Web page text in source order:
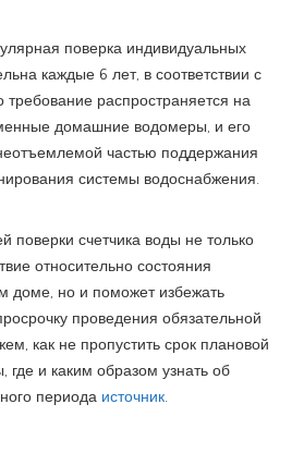
поверка индивидуальных
каждые 6 лет, в соответствии с
требование распространяется на
домашние водомеры, и его
частью поддержания
системы водоснабжения.
поверки счетчика воды не только
относительно состояния
доме, но и поможет избежать
проведения обязательной
как не пропустить срок плановой
где и каким образом узнать об
периода источник.